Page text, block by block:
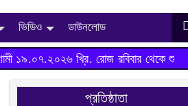
ভিডিও ডাউনলোড
খ্রি. রোজ রবিবার থেকে শুরু হবে।
প্রতিষ্ঠাতা